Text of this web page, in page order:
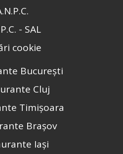
- SAL
cookie
București
Cluj
Timișoara
Brașov
Iași